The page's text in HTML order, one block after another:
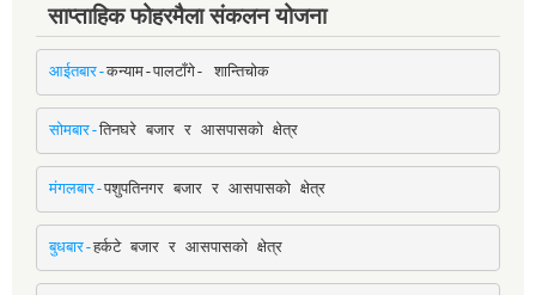
साप्ताहिक फोहरमैला संकलन योजना
आईतबार-कन्याम-पालटाँगे- शान्तिचोक
सोमबार-तिनघरे बजार र आसपासको क्षेत्र
मंगलबार-पशुपतिनगर बजार र आसपासको क्षेत्र
बुधबार-हर्कटे बजार र आसपासको क्षेत्र